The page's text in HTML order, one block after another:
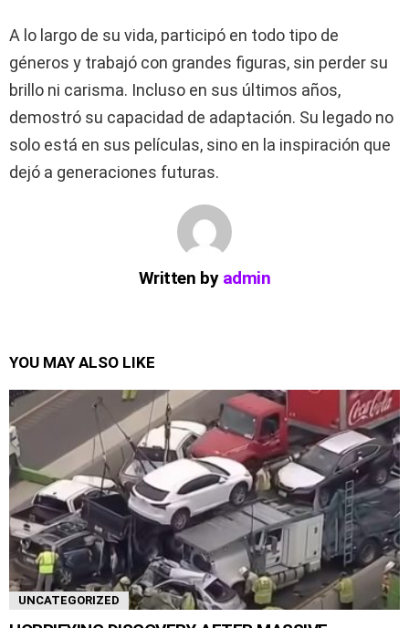
A lo largo de su vida, participó en todo tipo de
géneros y trabajó con grandes figuras, sin perder su
brillo ni carisma. Incluso en sus últimos años,
demostró su capacidad de adaptación. Su legado no
solo está en sus películas, sino en la inspiración que
dejó a generaciones futuras.
Written by admin
YOU MAY ALSO LIKE
UNCATEGORIZED